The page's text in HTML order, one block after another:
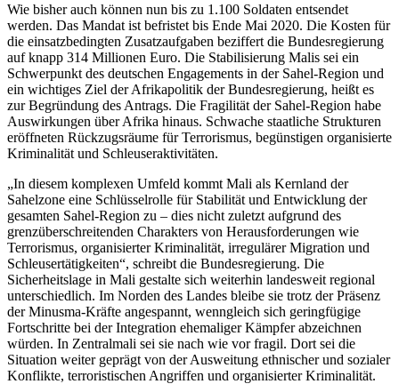
Wie bisher auch können nun bis zu 1.100 Soldaten entsendet
werden. Das Mandat ist befristet bis Ende Mai 2020. Die Kosten für
die einsatzbedingten Zusatzaufgaben beziffert die Bundesregierung
auf knapp 314 Millionen Euro. Die Stabilisierung Malis sei ein
Schwerpunkt des deutschen Engagements in der Sahel-Region und
ein wichtiges Ziel der Afrikapolitik der Bundesregierung, heißt es
zur Begründung des Antrags. Die Fragilität der Sahel-Region habe
Auswirkungen über Afrika hinaus. Schwache staatliche Strukturen
eröffneten Rückzugsräume für Terrorismus, begünstigen organisierte
Kriminalität und Schleuseraktivitäten.
„In diesem komplexen Umfeld kommt Mali als Kernland der
Sahelzone eine Schlüsselrolle für Stabilität und Entwicklung der
gesamten Sahel-Region zu – dies nicht zuletzt aufgrund des
grenzüberschreitenden Charakters von Herausforderungen wie
Terrorismus, organisierter Kriminalität, irregulärer Migration und
Schleusertätigkeiten“, schreibt die Bundesregierung. Die
Sicherheitslage in Mali gestalte sich weiterhin landesweit regional
unterschiedlich. Im Norden des Landes bleibe sie trotz der Präsenz
der Minusma-Kräfte angespannt, wenngleich sich geringfügige
Fortschritte bei der Integration ehemaliger Kämpfer abzeichnen
würden. In Zentralmali sei sie nach wie vor fragil. Dort sei die
Situation weiter geprägt von der Ausweitung ethnischer und sozialer
Konflikte, terroristischen Angriffen und organisierter Kriminalität.